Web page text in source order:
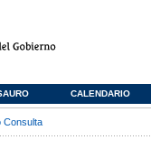
CALENDARIO
Consulta